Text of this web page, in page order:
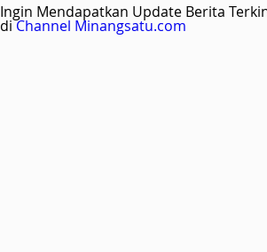
Ingin Mendapatkan Update Berita
diChannel Minangsatu.com